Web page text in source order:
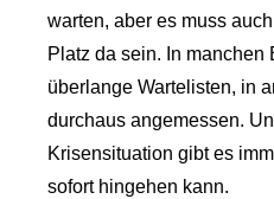
warten, aber es muss
Platz da sein. In
überlange Wartelisten, in
durchaus angemessen.
Krisensituation gibt es
sofort hingehen kann.